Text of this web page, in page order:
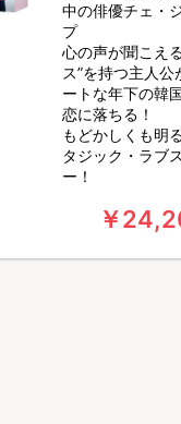
中の俳優チェ・
プ
心の声が聞こえ
ス”を持つ主人公
ートな年下の韓
恋に落ちる！
もどかしくも明
タジック・ラブ
ー！
￥